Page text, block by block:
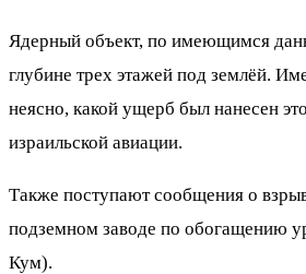
Ядерный объект, по имеющимся
глубине трех этажей под землёй.
неясно, какой ущерб был нанесен
израильской авиации.
Также поступают сообщения о
подземном заводе по обогащению
Кум).